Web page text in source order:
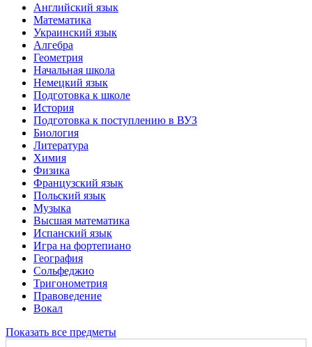
Английский язык
Математика
Украинский язык
Алгебра
Геометрия
Начальная школа
Немецкий язык
Подготовка к школе
История
Подготовка к поступлению в ВУЗ
Биология
Литература
Химия
Физика
Французский язык
Польский язык
Музыка
Высшая математика
Испанский язык
Игра на фортепиано
География
Сольфеджио
Тригонометрия
Правоведение
Вокал
Показать все предметы